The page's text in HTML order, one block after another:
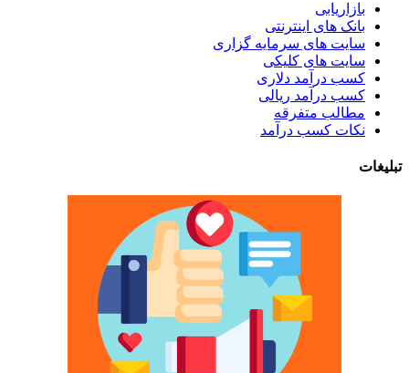
بازاریابی
بانک های اینترنتی
سایت های سرمایه گزاری
سایت های کلیکی
کسب درآمد دلاری
کسب درآمد ریالی
مطالب متفرقه
نکات کسب درآمد
تبلیغات